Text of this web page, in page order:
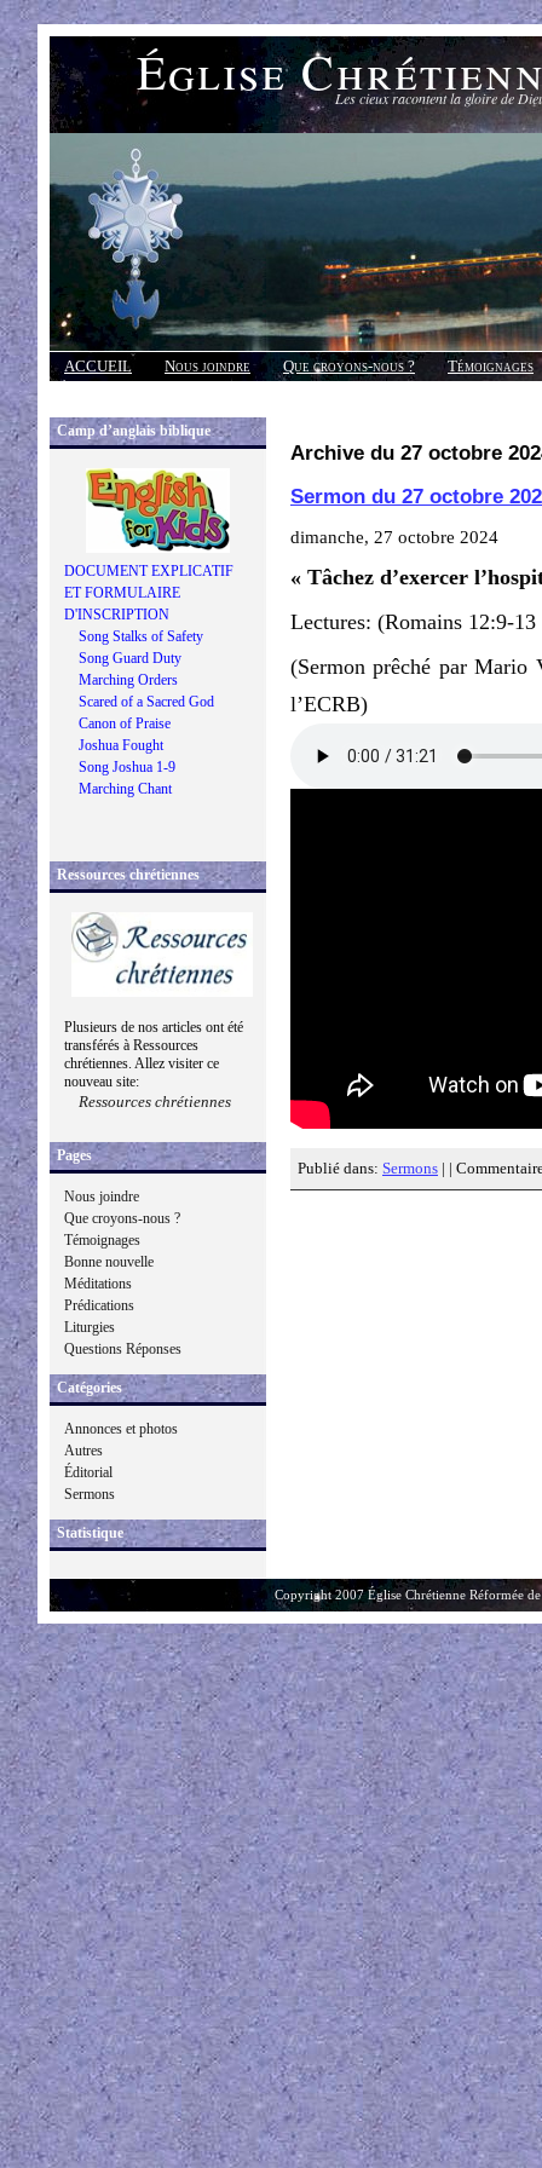
Église Les cieux racontent la gloire de
ACCUEIL Nous joindre Que croyons-nous ?
Témoignages
Réponses
Camp d’anglais biblique
DOCUMENT EXPLICATIF
ET FORMULAIRE
D'INSCRIPTION
Song Stalks of Safety
Song Guard Duty
Marching Orders
Scared of a Sacred God
Canon of Praise
Joshua Fought
Song Joshua 1-9
Marching Chant
Ressources chrétiennes
Plusieurs de nos articles ont été
transférés à Ressources
chrétiennes. Allez visiter ce
nouveau site:
Ressources chrétiennes
Pages
Nous joindre
Que croyons-nous ?
Témoignages
Bonne nouvelle
Méditations
Prédications
Liturgies
Questions Réponses
Catégories
Annonces et photos
Autres
Éditorial
Sermons
Statistique
Archive du 27 octobre
Sermon du 27 octobre
dimanche, 27 octobre 2024
« Tâchez d’exercer
Lectures: (Romains 12:9-
(Sermon prêché par Mario
l’ECRB)
Publié dans: Sermons | |
Copyright 2007 Église Chrétienne Réformée